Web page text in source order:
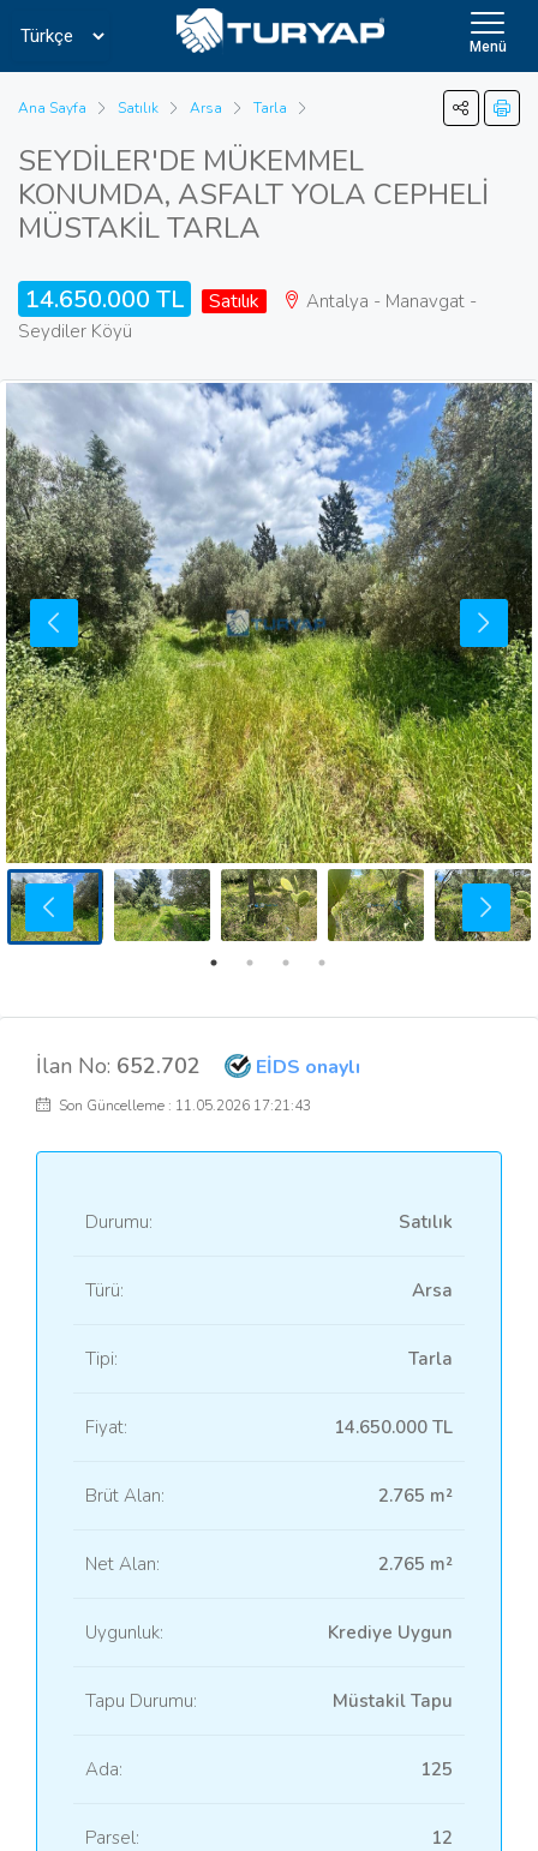
Menü
Ana Sayfa Satılık Arsa Tarla
SEYDİLER'DE MÜKEMMEL
KONUMDA, ASFALT YOLA CEPHELİ
MÜSTAKİL TARLA
14.650.000 TL Satılık
Antalya - Manavgat -
Seydiler Köyü
İlan No: 652.702 EİDS onaylı
Son Güncelleme : 11.05.2026 17:21:43
Durumu: Satılık
Türü: Arsa
Tipi: Tarla
Fiyat: 14.650.000 TL
Brüt Alan: 2.765 m²
Net Alan: 2.765 m²
Uygunluk: Krediye Uygun
Tapu Durumu: Müstakil Tapu
Ada: 125
Parsel: 12